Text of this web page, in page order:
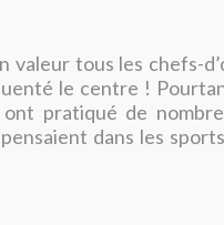
valeur tous les chefs-
le centre !
pratiqué de
dans les